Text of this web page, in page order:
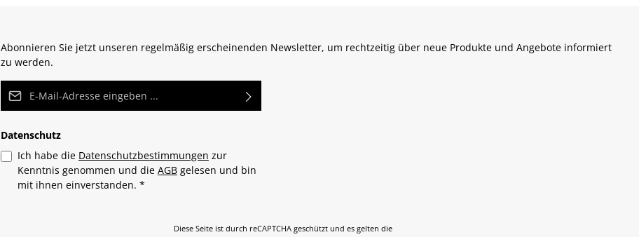
Abonnieren Sie jetzt unseren regelmäßig erscheinenden Newsletter, um rechtzeitig über neue Produkte und Angebote informiert
zu werden.
E-Mail-Adresse*
Datenschutz
Ich habe die Datenschutzbestimmungen zur
Kenntnis genommen und die AGBgelesen und bin
mit ihnen einverstanden. *
Diese Seite ist durch reCAPTCHA geschützt und es gelten die